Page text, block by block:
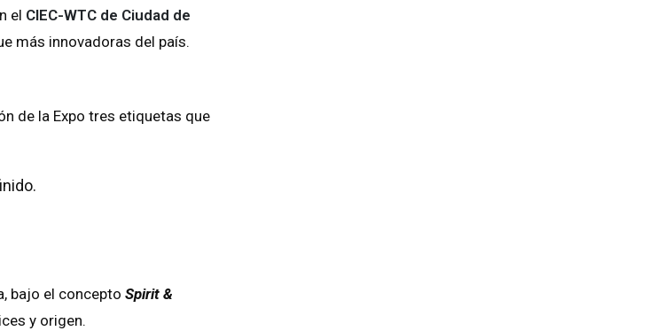
el CIEC-WTC de Ciudad de
más innovadoras del país.
de la Expo tres etiquetas que
bajo el concepto Spirit &
y origen.